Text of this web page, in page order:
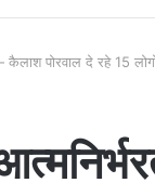
पोरवाल दे रहे 15